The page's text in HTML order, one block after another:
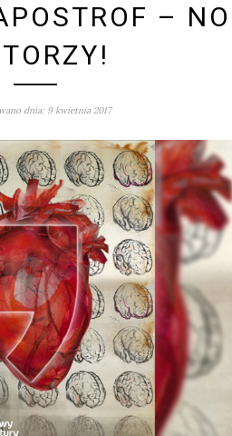
–
dnia: 9 kwietnia 2017